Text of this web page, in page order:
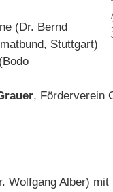
(Dr. Bernd
Stuttgart)
(Bodo
, Förderverein
Wolfgang Alber) mit